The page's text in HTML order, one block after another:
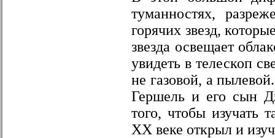
туманностях,
горячих звезд,
звезда освещает
увидеть в телескоп
не газовой, а
Гершель и его сын
того, чтобы изучать
XX веке открыл и